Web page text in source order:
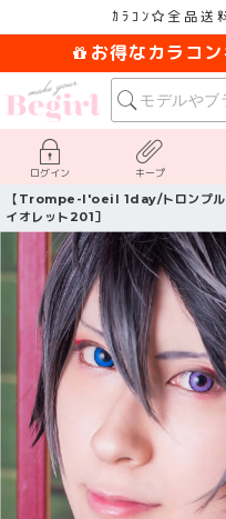
ｶﾗｺﾝ 全品送
お得なカラコ
ログイン キープ
【Trompe-l'oeil 1day/トロンプル
イオレット201］